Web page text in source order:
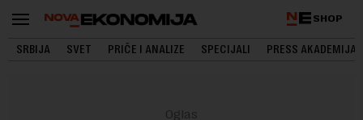
SHOP
SRBIJA SVET PRIČE I ANALIZE SPECIJALI PRESS AKADEMIJA